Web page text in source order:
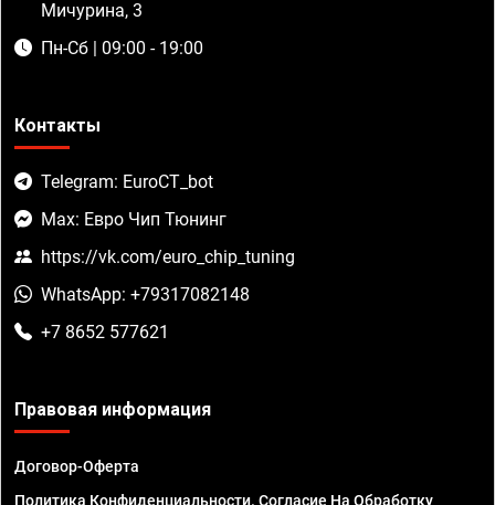
Мичурина, 3
Пн-Сб | 09:00 - 19:00
Контакты
Telegram: EuroCT_bot
Max: Евро Чип Тюнинг
https://vk.com/euro_chip_tuning
WhatsApp: +79317082148
+7 8652 577621
Правовая информация
Договор-Оферта
Политика Конфиденциальности. Согласие На Обработку